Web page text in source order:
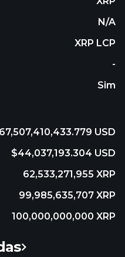
N/A
XRP LCP
-
Sim
USD
$44,037,193.304 USD
62,533,271,955 XRP
99,985,635,707 XRP
100,000,000,000 XRP